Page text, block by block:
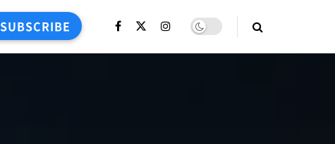
SUBSCRIBE